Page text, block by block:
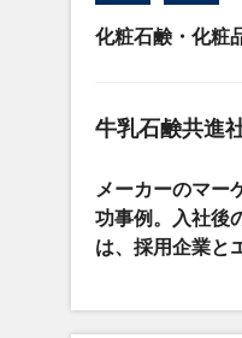
化粧石鹸・化粧
牛乳石鹸共進
メーカーのマー
功事例。入社後
は、採用企業と